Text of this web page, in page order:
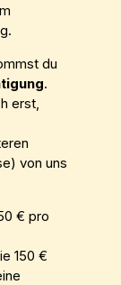
du
.
erst,
von uns
€ pro
150 €